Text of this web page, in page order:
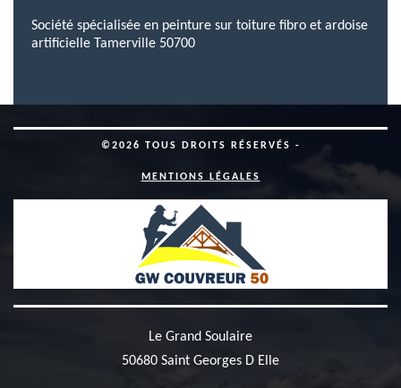
Société spécialisée en peinture sur toiture fibro et ardoise
artificielle Tamerville 50700
©2026 TOUS DROITS RÉSERVÉS -
MENTIONS LÉGALES
Le Grand Soulaire
50680 Saint Georges D Elle